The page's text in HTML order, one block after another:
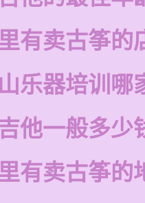
有卖古筝的
乐器培训哪
他一般多少
有卖古筝的